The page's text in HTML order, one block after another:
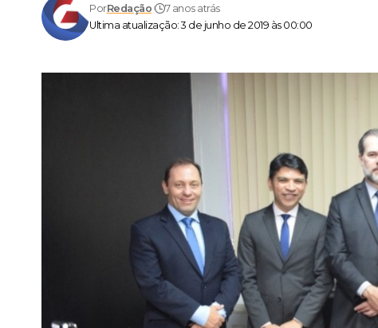
Ultima atualização: 3 de junho de 2019 às 00:00
PorRedação 7 anos atrás